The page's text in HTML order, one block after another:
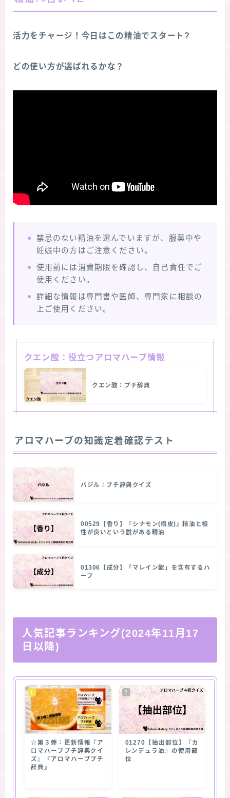
活力をチャージ！今日はこの精油でスタート?
どの使い方が選ばれるかな？
禁忌のない精油を選んでいますが、服薬中や
妊娠中の方はご注意ください。
使用前には消費期限を確認し、自己責任でご
使用ください。
詳細な情報は専門書や医師、専門家に相談の
上ご使用ください。
クエン酸：役立つアロマハーブ情報
クエン酸：プチ辞典
アロマハーブの知識定着確認テスト
バジル：プチ辞典クイズ
00529【香り】『シナモン(樹皮)』精油と相
性が良いという説がある精油
01306【成分】「マレイン酸」を含有するハ
ーブ
人気記事ランキング(2024年11月17
日以降)
☆第３弾：更新情報『ア
ロマハーブプチ辞典クイ
ズ』『アロマハーブプチ
辞典』
01270【抽出部位】『カ
レンデュラ油』の使用部
位